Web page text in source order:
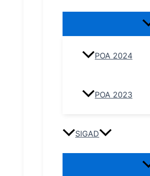
POA 2024
POA 2023
SIGAD